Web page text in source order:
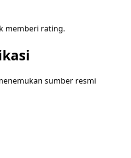
memberi rating.
sumber resmi